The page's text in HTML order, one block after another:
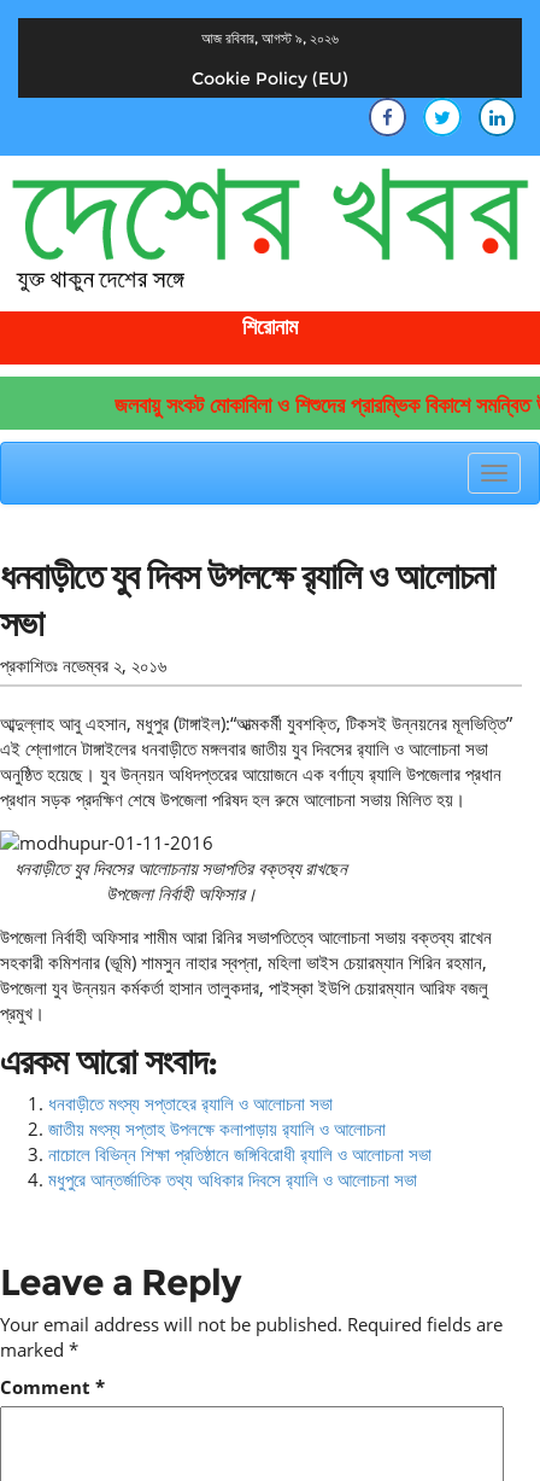
আজ রবিবার, আগস্ট ৯, ২০২৬
Cookie Policy (EU)
শিরোনাম
জলবায়ু সংকট মোকাবিলা ও শিশুদের প্রারম্ভিক বিকাশে সমন্বিত
ধনবাড়ীতে যুব দিবস উপলক্ষে র‌্যালি ও আলোচনা
সভা
প্রকাশিতঃ নভেম্বর ২, ২০১৬
আব্দুল্লাহ আবু এহসান, মধুপুর (টাঙ্গাইল):“আত্মকর্মী যুবশক্তি, টিকসই উন্নয়নের মূলভিত্তি”
এই শ্লোগানে টাঙ্গাইলের ধনবাড়ীতে মঙ্গলবার জাতীয় যুব দিবসের র‌্যালি ও আলোচনা সভা
অনুষ্ঠিত হয়েছে। যুব উন্নয়ন অধিদপ্তরের আয়োজনে এক বর্ণাঢ্য র‌্যালি উপজেলার প্রধান
প্রধান সড়ক প্রদক্ষিণ শেষে উপজেলা পরিষদ হল রুমে আলোচনা সভায় মিলিত হয়।
ধনবাড়ীতে যুব দিবসের আলোচনায় সভাপতির বক্তব্য রাখছেন
উপজেলা নির্বাহী অফিসার।
উপজেলা নির্বাহী অফিসার শামীম আরা রিনির সভাপতিত্বে আলোচনা সভায় বক্তব্য রাখেন
সহকারী কমিশনার (ভূমি) শামসুন নাহার স্বপ্না, মহিলা ভাইস চেয়ারম্যান শিরিন রহমান,
উপজেলা যুব উন্নয়ন কর্মকর্তা হাসান তালুকদার, পাইস্কা ইউপি চেয়ারম্যান আরিফ বজলু
প্রমুখ।
এরকম আরো সংবাদ:
ধনবাড়ীতে মৎস্য সপ্তাহের র‌্যালি ও আলোচনা সভা
জাতীয় মৎস্য সপ্তাহ উপলক্ষে কলাপাড়ায় র‌্যালি ও আলোচনা
নাচোলে বিভিন্ন শিক্ষা প্রতিষ্ঠানে জঙ্গিবিরোধী র‌্যালি ও আলোচনা সভা
মধুপুরে আন্তর্জাতিক তথ্য অধিকার দিবসে র‌্যালি ও আলোচনা সভা
Leave a Reply
Your email address will not be published. Required fields are
marked *
Comment *